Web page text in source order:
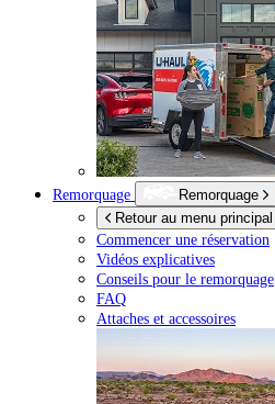
Remorquage
Remorquage
Retour au menu principal
Commencer une réservation
Vidéos explicatives
Conseils pour le remorquage
FAQ
Attaches et accessoires